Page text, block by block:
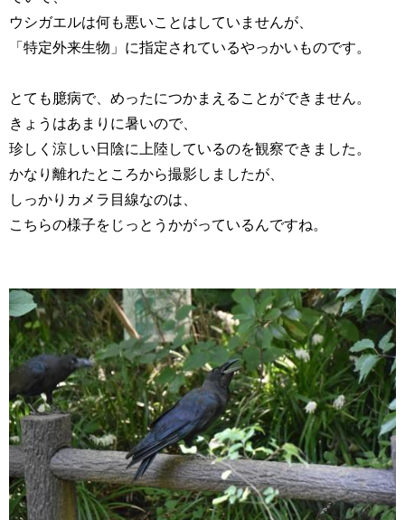
ウシガエルは何も悪いことはしていませんが、
「特定外来生物」に指定されているやっかいものです。
とても臆病で、めったにつかまえることができません。
きょうはあまりに暑いので、
珍しく涼しい日陰に上陸しているのを観察できました。
かなり離れたところから撮影しましたが、
しっかりカメラ目線なのは、
こちらの様子をじっとうかがっているんですね。